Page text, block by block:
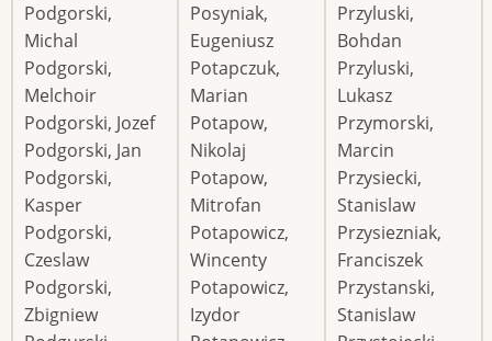
Podgorski,
Michal
Podgorski,
Melchoir
Podgorski, Jozef
Podgorski, Jan
Podgorski,
Kasper
Podgorski,
Czeslaw
Podgorski,
Zbigniew
Posyniak,
Eugeniusz
Potapczuk,
Marian
Potapow,
Nikolaj
Potapow,
Mitrofan
Potapowicz,
Wincenty
Potapowicz,
Izydor
Przyluski,
Bohdan
Przyluski,
Lukasz
Przymorski,
Marcin
Przysiecki,
Stanislaw
Przysiezniak,
Franciszek
Przystanski,
Stanislaw